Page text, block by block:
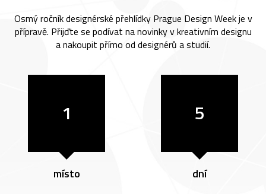
Osmý ročník designérské přehlídky Prague Design Week je v
přípravě. Přijďte se podívat na novinky v kreativním designu
a nakoupit přímo od designérů a studií.
1
místo
5
dní